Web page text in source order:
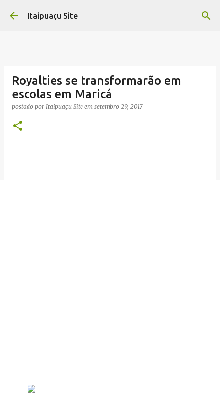
Pular para o conteúdo principal
Itaipuaçu Site
Royalties se transformarão em
escolas em Maricá
postado por Itaipuaçu Site em setembro 29, 2017